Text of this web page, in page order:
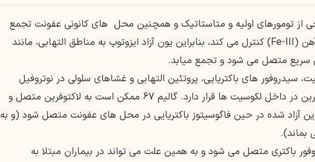
از تومورهای اولیه و متاستاتیک و همچنین محل های کانونی عفونت تجمع
میابد. به طور کلی بدن + Ga3 را مانند آهن (Fe-III) کنترل می کند، بنابراین یون آزاد ایزوتوپ به مناطق التهابی، مانند
سریع متصل می شود و تجمع میابد.
لوکوسیت، سیدروفور های باکتریایی، پروتئین التهابی و غشاهای سلولی در نوتروفیل
های زنده و مرده متصل می شود. لاکتوفرین در داخل لکوسیت ها قرار دارد. گالیم 67 ممکن است به لاکتوفرین متصل و
آزاد شده در حین فاگوسیتوز باکتریایی در محل های عفونت متصل شود (و به
بماند).
باکتری متصل می شود و به همین علت می تواند در بیماران مبتلا به